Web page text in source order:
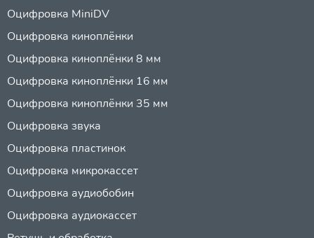
Оцифровка MiniDV
Оцифровка киноплёнки
Оцифровка киноплёнки 8 мм
Оцифровка киноплёнки 16 мм
Оцифровка киноплёнки 35 мм
Оцифровка звука
Оцифровка пластинок
Оцифровка микрокассет
Оцифровка аудиобобин
Оцифровка аудиокассет